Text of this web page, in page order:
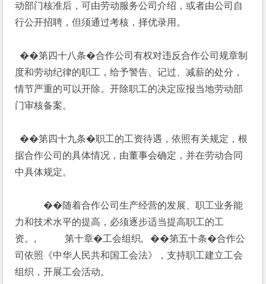
动部门核准后，可由劳动服务公司介绍，或者由公司自
行公开招聘，但须通过考核，择优录用。
��第四十八条�合作公司有权对违反合作公司规章制
度和劳动纪律的职工，给予警告、记过、减薪的处分，
情节严重的可以开除。开除职工的决定应报当地劳动部
门审核备案。
��第四十九条�职工的工资待遇，依照有关规定，根
据合作公司的具体情况，由董事会确定，并在劳动合同
中具体规定。
��随着合作公司生产经营的发展、职工业务能
力和技术水平的提高，必须逐步适当提高职工的工
资。,            第十章�工会组织,   ��第五十条�合作公
司依照《中华人民共和国工会法》，支持职工建立工会
组织，开展工会活动。